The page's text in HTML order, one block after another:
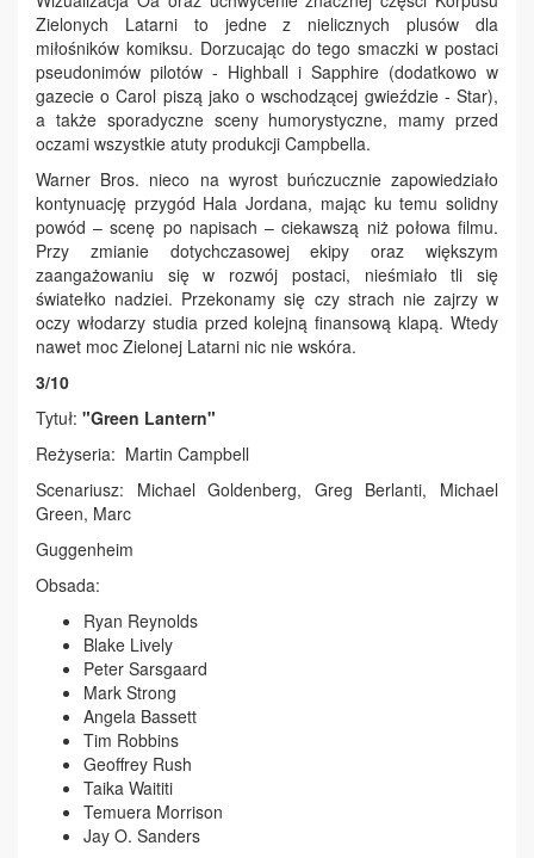
Zielonych Latarni to jedne z nielicznych plusów dla
miłośników komiksu. Dorzucając do tego smaczki w postaci
pseudonimów pilotów - Highball i Sapphire (dodatkowo w
gazecie o Carol piszą jako o wschodzącej gwieździe - Star),
a także sporadyczne sceny humorystyczne, mamy przed
oczami wszystkie atuty produkcji Campbella.
Warner Bros. nieco na wyrost buńczucznie zapowiedziało
kontynuację przygód Hala Jordana, mając ku temu solidny
powód – scenę po napisach – ciekawszą niż połowa filmu.
Przy zmianie dotychczasowej ekipy oraz większym
zaangażowaniu się w rozwój postaci, nieśmiało tli się
światełko nadziei. Przekonamy się czy strach nie zajrzy w
oczy włodarzy studia przed kolejną finansową klapą. Wtedy
nawet moc Zielonej Latarni nic nie wskóra.
3/10
Tytuł: "Green Lantern"
Reżyseria: Martin Campbell
Scenariusz: Michael Goldenberg, Greg Berlanti, Michael
Green, Marc
Guggenheim
Obsada:
Ryan Reynolds
Blake Lively
Peter Sarsgaard
Mark Strong
Angela Bassett
Tim Robbins
Geoffrey Rush
Taika Waititi
Temuera Morrison
Jay O. Sanders